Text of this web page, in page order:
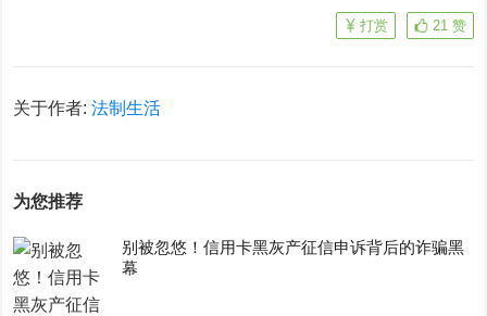
21 赞
打赏
关于作者:法制生活
为您推荐
别被忽悠！信用卡黑灰产征信申诉背后的诈骗黑
幕